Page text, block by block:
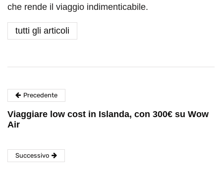
che rende il viaggio indimenticabile.
tutti gli articoli
Precedente
Viaggiare low cost in Islanda, con 300€ su Wow
Air
Successivo